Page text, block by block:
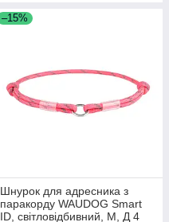
–15%
Шнурок для адресника з
паракорду WAUDOG Smart
ID, світловідбивний, M, Д 4